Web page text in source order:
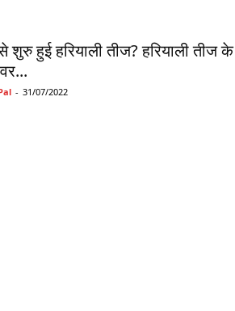
शुरु हुई हरियाली तीज? हरियाली तीज
- 31/07/2022